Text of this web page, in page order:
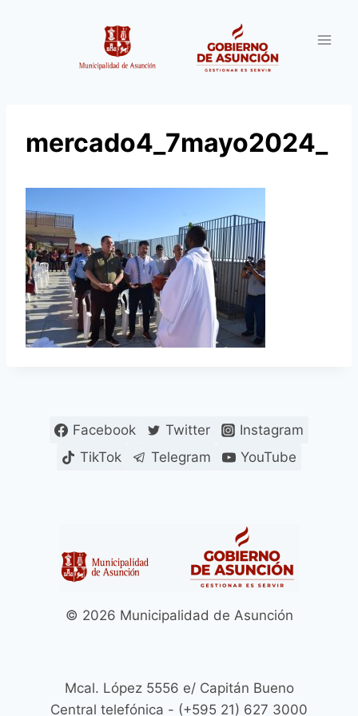
mercado4_7mayo2024_
Facebook Twitter
Instagram
TikTok
Telegram YouTube
© 2026 Municipalidad de Asunción
Mcal. López 5556 e/ Capitán Bueno
Central telefónica - (+595 21) 627 3000